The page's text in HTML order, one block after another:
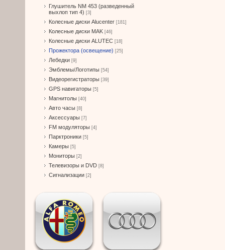
Глушитель NM 453 (разведенный
выхлоп тип 4) [3]
Колесные диски Alucenter [181]
Колесные диски MAK [46]
Колесные диски ALUTEC [18]
Прожектора (освещение) [25]
Лебедки [9]
Эмблемы/Логотипы [54]
Видеорегистраторы [39]
GPS навигаторы [5]
Магнитолы [40]
Авто часы [8]
Аксессуары [7]
FM модуляторы [4]
Парктроники [5]
Камеры [5]
Мониторы [2]
Телевизоры и DVD [8]
Сигнализации [2]